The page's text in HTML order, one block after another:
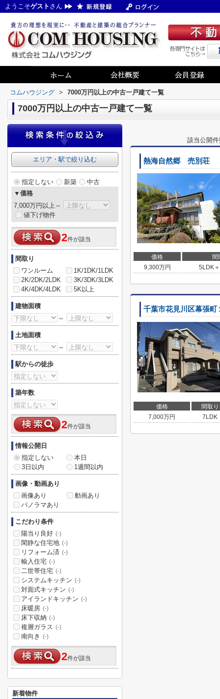
ようこそゲスト さん
コムハウジング > 7000万円以上の中古一戸建て一覧
7000万円以上の中古一戸建て一覧
該当公開
熱海自然郷 売別荘
価格
間
9,300万円 5LDK
千葉市花見川区幕張町
価格
間取り
7,000万円 7LDK
エリア・駅で絞り込む
指定しない 新築
中古
▼価格
7,000万円以上～
値下げ物件
2件が該当
間取り
ワンルーム
1K/1DK/1LDK
2K/2DK/2LDK
3K/3DK/3LDK
4K/4DK/4LDK
5K以上
建物面積
～
土地面積
～
駅からの徒歩
築年数
2件が該当
情報公開日
指定しない
本日
3日以内
1週間以内
画像・動画あり
画像あり
動画あり
パノラマあり
こだわり条件
陽当り良好 (-)
閑静な住宅地 (-)
リフォーム済 (-)
輸入住宅 (-)
二世帯住宅 (-)
システムキッチン (-)
対面式キッチン (-)
アイランドキッチン (-)
床暖房 (-)
床下収納 (-)
複層ガラス (-)
南向き (-)
2件が該当
新着物件